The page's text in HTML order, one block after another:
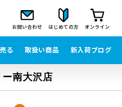
お問い合わせ はじめての方 オンライン
る 取扱い商品 新入荷ブログ
ー南大沢店